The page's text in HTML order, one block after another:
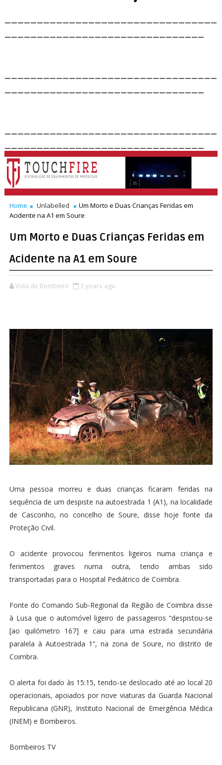
Home Unlabelled
Um Morto e Duas Crianças Feridas em
Acidente na A1 em Soure
Um Morto e Duas Crianças Feridas em
Acidente na A1 em Soure
Vida de Bombeiro 3 years ago
Uma pessoa morreu e duas crianças ficaram feridas na
sequência de um despiste na autoestrada 1 (A1), na localidade
de Casconho, no concelho de Soure, disse hoje fonte da
Proteção Civil.
O acidente provocou ferimentos ligeiros numa criança e
ferimentos graves numa outra, tendo ambas sido
transportadas para o Hospital Pediátrico de Coimbra.
Fonte do Comando Sub-Regional da Região de Coimbra disse
à Lusa que o automóvel ligeiro de passageiros “despistou-se
[ao quilómetro 167] e caiu para uma estrada secundária
paralela à Autoestrada 1”, na zona de Soure, no distrito de
Coimbra.
O alerta foi dado às 15:15, tendo-se deslocado até ao local 20
operacionais, apoiados por nove viaturas da Guarda Nacional
Republicana (GNR), Instituto Nacional de Emergência Médica
(INEM) e Bombeiros.
Bombeiros TV